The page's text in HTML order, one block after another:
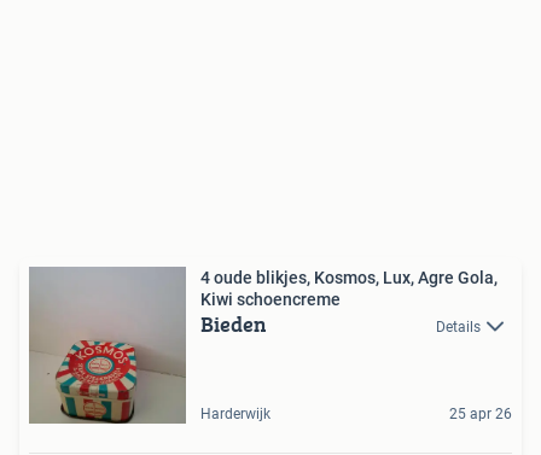
4 oude blikjes, Kosmos, Lux, Agre Gola,
Kiwi schoencreme
Bieden Details
Harderwijk 25 apr 26